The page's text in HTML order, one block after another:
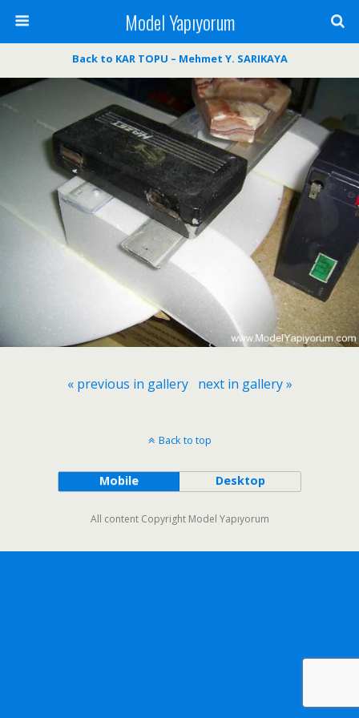
Model Yapıyorum
Back to KAR TOPU – Mehmet Y. SARIKAYA
« previous in gallery next in gallery »
Back to top
Mobile Desktop
All content Copyright Model Yapıyorum